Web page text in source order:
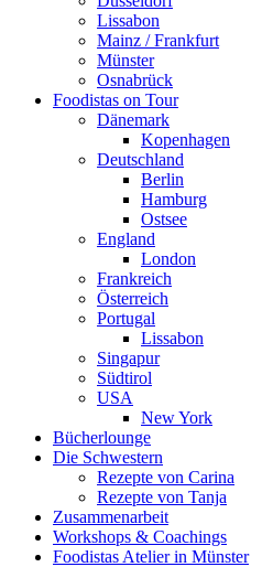
Lissabon
Mainz / Frankfurt
Münster
Osnabrück
Foodistas on Tour
Dänemark
Kopenhagen
Deutschland
Berlin
Hamburg
Ostsee
England
London
Frankreich
Österreich
Portugal
Lissabon
Singapur
Südtirol
USA
New York
Bücherlounge
Die Schwestern
Rezepte von Carina
Rezepte von Tanja
Zusammenarbeit
Workshops & Coachings
Foodistas Atelier in Münster